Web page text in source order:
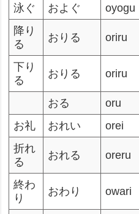
泳ぐ およぐ oyogu
降り
る
おりる oriru
下り
る
おりる oriru
おる oru
お礼
おれい orei
折れ
る
おれる oreru
終わ
り
おわり owari